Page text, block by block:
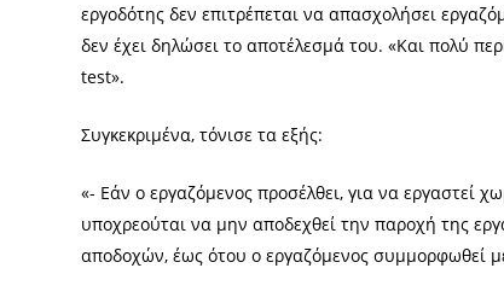
εργοδότης δεν επιτρέπεται να απασχολήσει
δεν έχει δηλώσει το αποτέλεσμά του. «Και πολύ
test».
Συγκεκριμένα, τόνισε τα εξής:
«- Εάν ο εργαζόμενος προσέλθει, για να εργαστεί
υποχρεούται να μην αποδεχθεί την παροχή της
αποδοχών, έως ότου ο εργαζόμενος συμμορφωθεί